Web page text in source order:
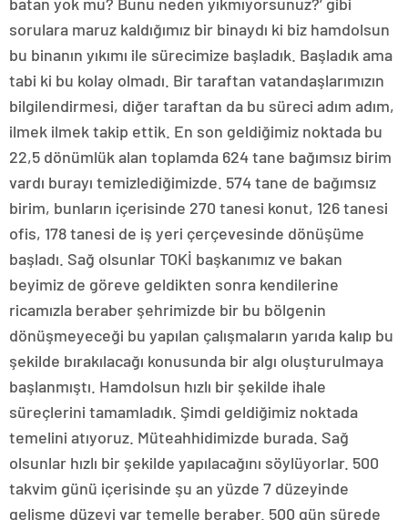
sorulara maruz kaldığımız bir binaydı ki biz hamdolsun
bu binanın yıkımı ile sürecimize başladık. Başladık ama
tabi ki bu kolay olmadı. Bir taraftan vatandaşlarımızın
bilgilendirmesi, diğer taraftan da bu süreci adım adım,
ilmek ilmek takip ettik. En son geldiğimiz noktada bu
22,5 dönümlük alan toplamda 624 tane bağımsız birim
vardı burayı temizlediğimizde. 574 tane de bağımsız
birim, bunların içerisinde 270 tanesi konut, 126 tanesi
ofis, 178 tanesi de iş yeri çerçevesinde dönüşüme
başladı. Sağ olsunlar TOKİ başkanımız ve bakan
beyimiz de göreve geldikten sonra kendilerine
ricamızla beraber şehrimizde bir bu bölgenin
dönüşmeyeceği bu yapılan çalışmaların yarıda kalıp bu
şekilde bırakılacağı konusunda bir algı oluşturulmaya
başlanmıştı. Hamdolsun hızlı bir şekilde ihale
süreçlerini tamamladık. Şimdi geldiğimiz noktada
temelini atıyoruz. Müteahhidimizde burada. Sağ
olsunlar hızlı bir şekilde yapılacağını söylüyorlar. 500
takvim günü içerisinde şu an yüzde 7 düzeyinde
gelişme düzeyi var temelle beraber. 500 gün sürede